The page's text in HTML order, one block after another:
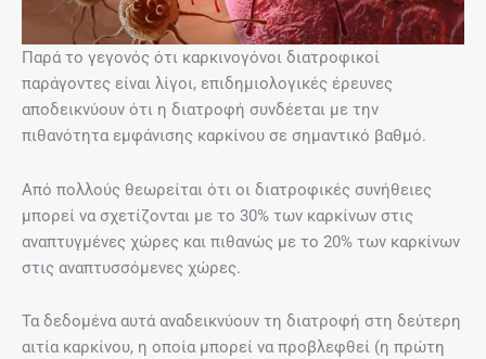
Παρά το γεγονός ότι καρκινογόνοι διατροφικοί
παράγοντες είναι λίγοι, επιδημιολογικές έρευνες
αποδεικνύουν ότι η διατροφή συνδέεται με την
πιθανότητα εμφάνισης καρκίνου σε σημαντικό βαθμό.
Από πολλούς θεωρείται ότι οι διατροφικές συνήθειες
μπορεί να σχετίζονται με το 30% των καρκίνων στις
αναπτυγμένες χώρες και πιθανώς με το 20% των καρκίνων
στις αναπτυσσόμενες χώρες.
Τα δεδομένα αυτά αναδεικνύουν τη διατροφή στη δεύτερη
αιτία καρκίνου, η οποία μπορεί να προβλεφθεί (η πρώτη